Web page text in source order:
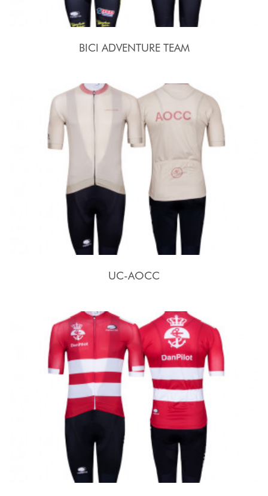
BICI ADVENTURE TEAM
UC-AOCC